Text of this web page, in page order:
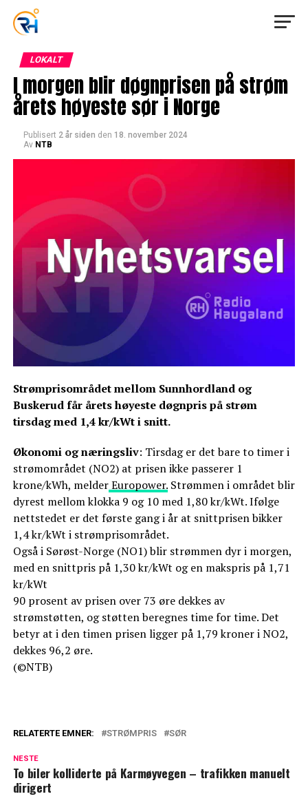
LOKALT
I morgen blir døgnprisen på strøm
årets høyeste sør i Norge
Publisert 2 år siden den 18. november 2024
Av NTB
Strømprisområdet mellom Sunnhordland og
Buskerud får årets høyeste døgnpris på strøm
tirsdag med 1,4 kr/kWt i snitt.
Økonomi og næringsliv: Tirsdag er det bare to timer i
strømområdet (NO2) at prisen ikke passerer 1
krone/kWh, melderEuropower.Strømmen i området blir
dyrest mellom klokka 9 og 10 med 1,80 kr/kWt. Ifølge
nettstedet er det første gang i år at snittprisen bikker
1,4 kr/kWt i strømprisområdet.
Også i Sørøst-Norge (NO1) blir strømmen dyr i morgen,
med en snittpris på 1,30 kr/kWt og en makspris på 1,71
kr/kWt
90 prosent av prisen over 73 øre dekkes av
strømstøtten, og støtten beregnes time for time. Det
betyr at i den timen prisen ligger på 1,79 kroner i NO2,
dekkes 96,2 øre.
(©NTB)
RELATERTE EMNER: STRØMPRIS SØR
NESTE
To biler kolliderte på Karmøyvegen – trafikken manuelt
dirigert